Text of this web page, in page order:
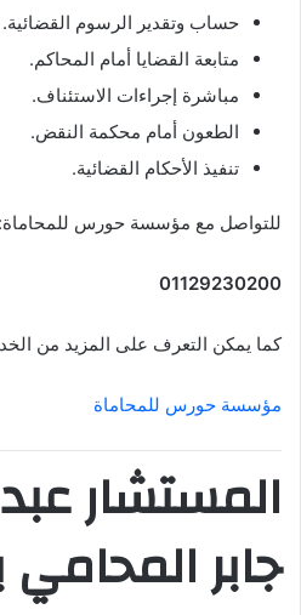
حساب وتقدير الرسوم القضائية.
متابعة القضايا أمام المحاكم.
مباشرة إجراءات الاستئناف.
الطعون أمام محكمة النقض.
تنفيذ الأحكام القضائية.
للتواصل مع مؤسسة حورس للمحاماة:
01129230200
كما يمكن التعرف على المزيد من
مؤسسة حورس للمحاماة
المستشار
جابر